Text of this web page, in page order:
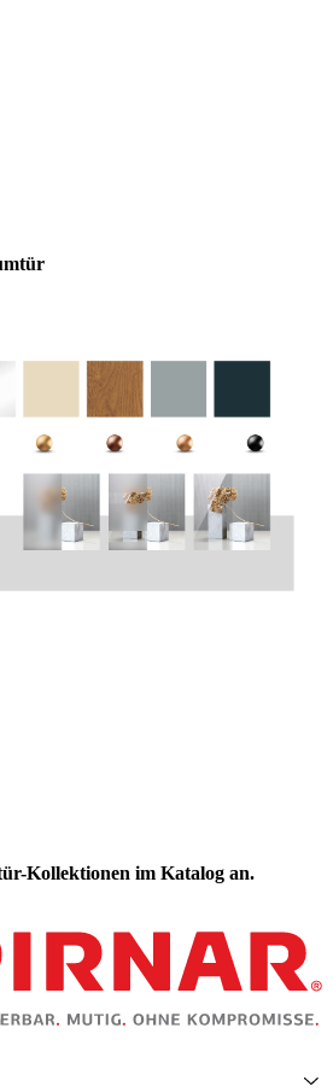
Kollektionen im Katalog an.